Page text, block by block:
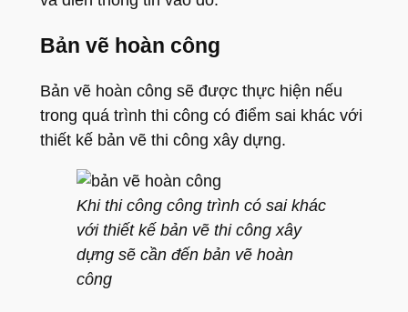
Bản vẽ hoàn công
Bản vẽ hoàn công sẽ được thực hiện nếu
trong quá trình thi công có điểm sai khác với
thiết kế bản vẽ thi công xây dựng.
Khi thi công công trình có sai khác
với thiết kế bản vẽ thi công xây
dựng sẽ cần đến bản vẽ hoàn
công